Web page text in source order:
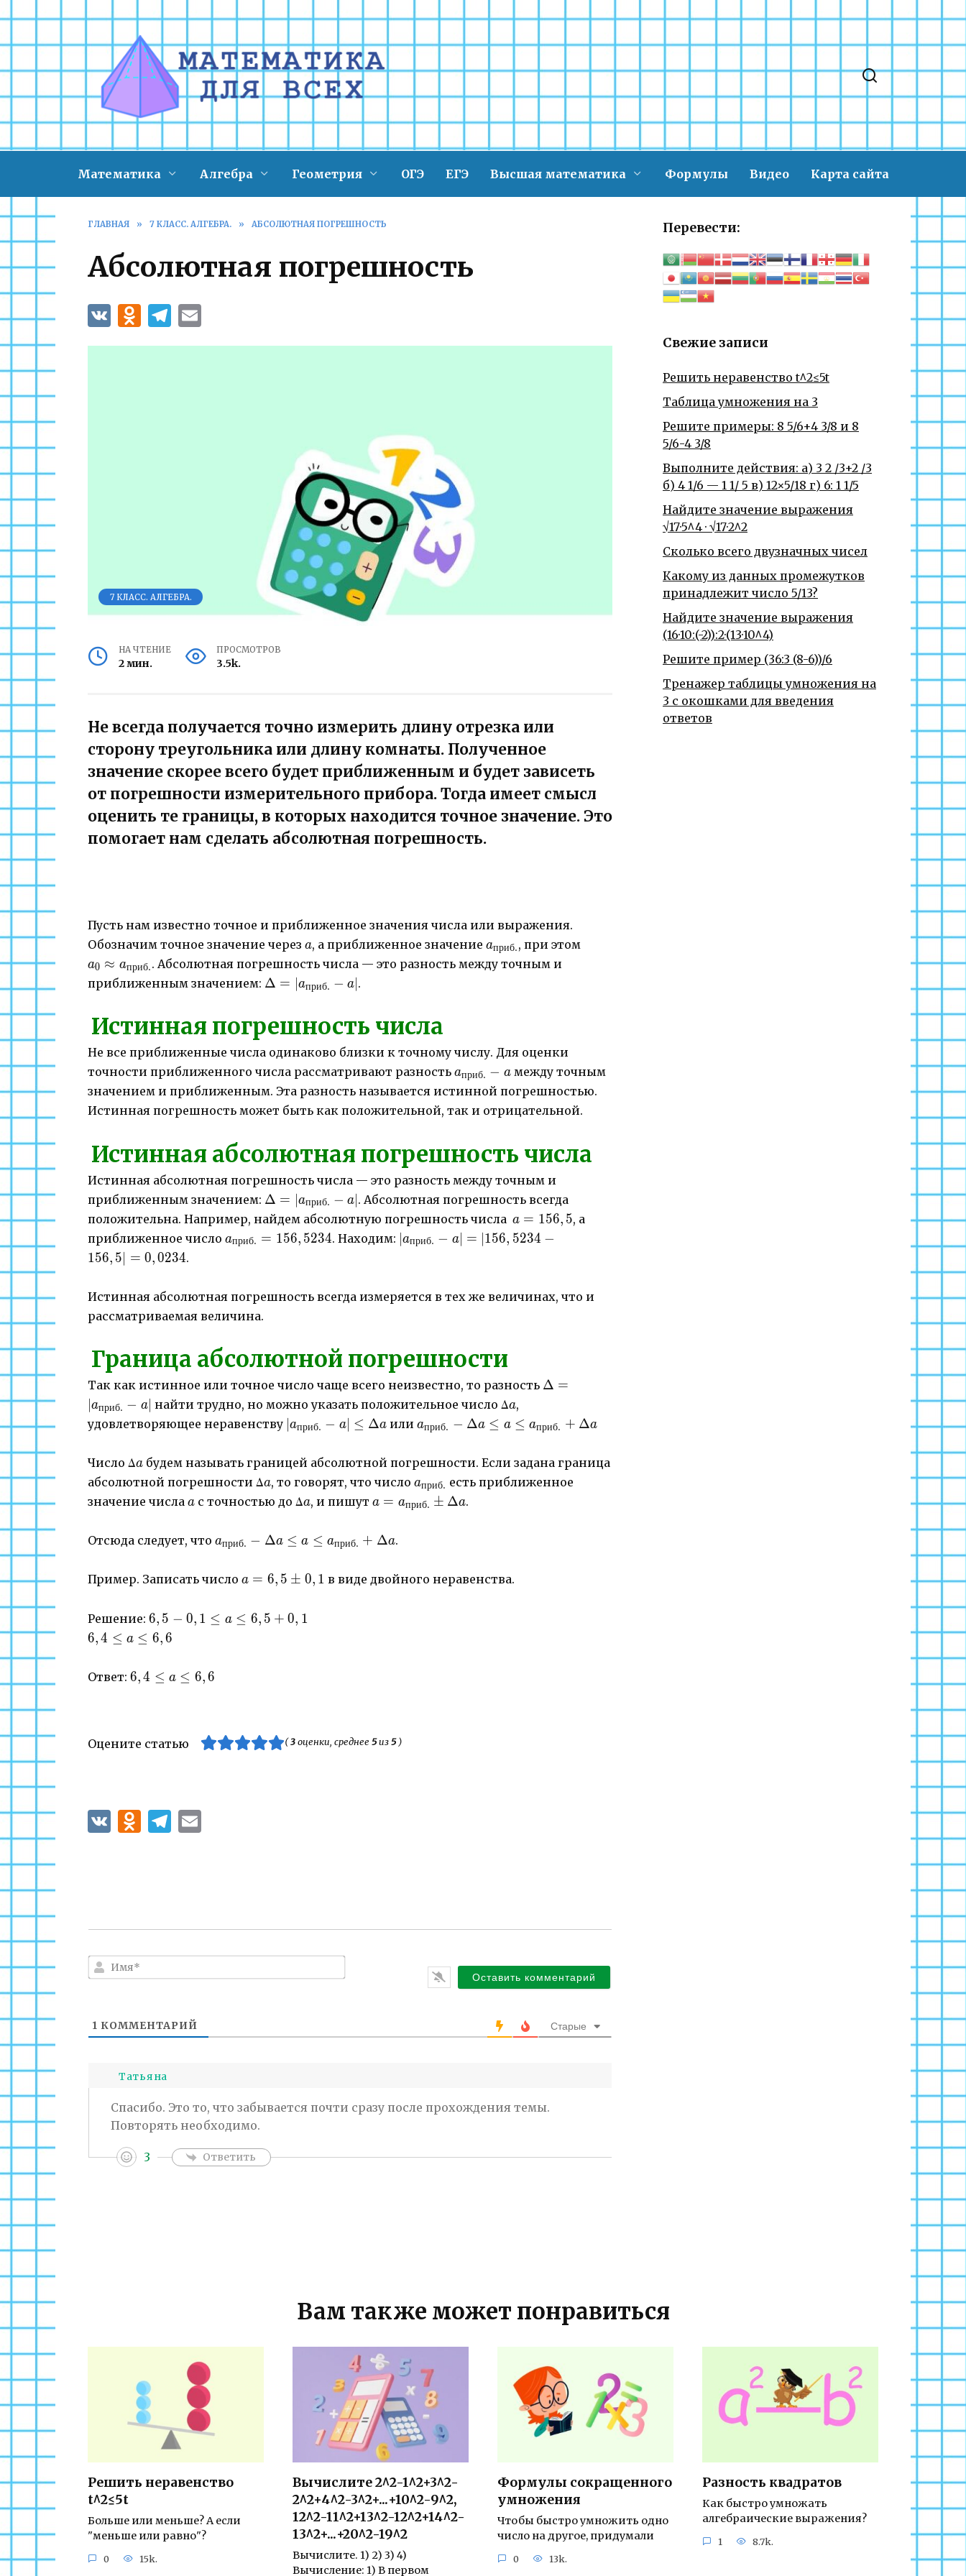
к
содержанию
Математика Алгебра Геометрия ОГЭ ЕГЭ Высшая математика Формулы Видео Карта сайта
ГЛАВНАЯ » 7 КЛАСС. АЛГЕБРА. » АБСОЛЮТНАЯ ПОГРЕШНОСТЬ
Абсолютная погрешность
7 КЛАСС. АЛГЕБРА.
НА ЧТЕНИЕ
2 мин.
ПРОСМОТРОВ
3.5k.
Не всегда получается точно измерить длину отрезка или
сторону треугольника или длину комнаты. Полученное
значение скорее всего будет приближенным и будет зависеть
от погрешности измерительного прибора. Тогда имеет смысл
оценить те границы, в которых находится точное значение. Это
помогает нам сделать абсолютная погрешность.
Пусть нам известно точное и приближенное значения числа или выражения.
Обозначим точное значение через a
a, а приближенное значение a_{приб.}
aприб., при этом
a0 ≈ aприб.. Абсолютная погрешность числа — это разность между точным и
приближенным значением: Δ=|a_{приб.}-
Δ = aприб. − a .
Истинная погрешность числа
Не все приближенные числа одинаково близки к точному числу. Для оценки
точности приближенного числа рассматривают разность a_{приб.}-
a
aприб. − aмежду точным
значением и приближенным. Эта разность называется истинной погрешностью.
Истинная погрешность может быть как положительной, так и отрицательной.
Истинная абсолютная погрешность числа
Истинная абсолютная погрешность числа — это разность между точным и
приближенным значением: Δ=|a_{приб.}-
a|
Δ = ∣aприб. − a∣. Абсолютная погрешность всегда
положительна. Например, найдем абсолютную погрешность числа a=156,5
a = 156, 5, а
приближенное число a_{приб.}=156,5234
aприб. = 156, 5234. Находим: |a_{приб.}-
∣aприб. − a∣ = ∣156, 5234 −
156, 5∣ = 0,0234.
Истинная абсолютная погрешность всегда измеряется в тех же величинах, что и
рассматриваемая величина.
Граница абсолютной погрешности
Так как истинное или точное число чаще всего неизвестно, то разность Δ=|a_{приб.}-
Δ =
aприб. − a∣ найти трудно, но можно указать положительное число Δa
a,
удовлетворяющее неравенству |a_{приб.}-
aприб. − a∣ ≤ Δa илиa_{приб.}-Δa
a_{приб.}+Δa
aприб. − Δa ≤ a ≤ aприб. + Δa
Число Δa
a будем называть границей абсолютной погрешности. Если задана граница
абсолютной погрешности Δa
a, то говорят, что число a_{приб.}
aприб. есть приближенное
значение числа a
a с точностью до Δa
a, и пишут a=a_{приб.}
a = aприб. ± Δa.
Отсюда следует, что a_{приб.}-Δa
a_{приб.}+Δa
aприб. − Δa ≤ a ≤ aприб. + Δa.
Пример. Записать число a=6,5
0,1
a = 6, 5 ± 0, 1 в виде двойного неравенства.
Решение: 6,5-0,1
\leq a
\leq
6, 5 − 0, 1 ≤ a ≤ 6, 5 + 0, 1
6,4
a
\leq
6,4 ≤ a ≤ 6,6
Ответ: 6,4
6,6
6,4 ≤ a ≤ 6,6
Оцените статью (3оценки, среднее 5из5)
м
1 КОММЕНТАРИЙ Старые
Татьяна
Спасибо. Это то, что забывается почти сразу после прохождения темы.
Повторять необходимо.
3 Ответить
Перевести:
Свежие записи
Решить неравенство t^2≤5t
Таблица умножения на 3
Решите примеры: 8 5/6+4 3/8 и 8
5/6-4 3/8
Выполните действия: а) 3 2 /3+2 /3
б) 4 1/6 — 1 1/ 5 в) 12×5/18 г) 6: 1 1/5
Найдите значение выражения
√17·5^4 · √17·2^2
Сколько всего двузначных чисел
Какому из данных промежутков
принадлежит число 5/13?
Найдите значение выражения
(16·10:(-2)):2·(13·10^4)
Решите пример (36:3 (8-6))/6
Тренажер таблицы умножения на
3 с окошками для введения
ответов
Вам также может понравиться
Решить неравенство
t^2≤5t
Больше или меньше? А если
"меньше или равно"?
0 15k.
Вычислите 2^2-1^2+3^2-
2^2+4^2-3^2+...+10^2-9^2,
12^2-11^2+13^2-12^2+14^2-
13^2+...+20^2-19^2
Вычислите. 1) 2) 3) 4)
Вычисление: 1) В первом
Формулы сокращенного
умножения
Чтобы быстро умножить одно
число на другое, придумали
0 13k.
Разность квадратов
Как быстро умножать
алгебраические выражения?
1 8.7k.